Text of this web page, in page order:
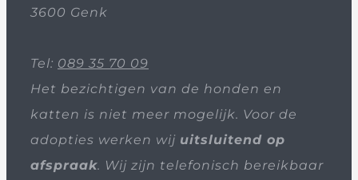
3600 Genk
Tel: 089 35 70 09
Het bezichtigen van de honden en
katten is niet meer mogelijk. Voor de
adopties werken wij uitsluitend op
afspraak. Wij zijn telefonisch bereikbaar